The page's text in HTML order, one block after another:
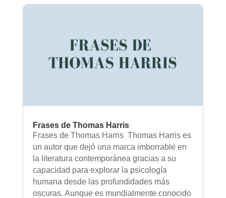
Frases de Thomas Harris
Frases de Thomas Harris Thomas Harris es
un autor que dejó una marca imborrable en
la literatura contemporánea gracias a su
capacidad para explorar la psicología
humana desde las profundidades más
oscuras. Aunque es mundialmente conocido